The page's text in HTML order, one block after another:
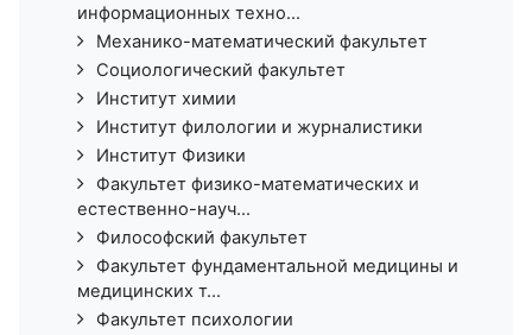
информационных техно...
Механико-математический факультет
Социологический факультет
Институт химии
Институт филологии и журналистики
Институт Физики
Факультет физико-математических и
естественно-науч...
Философский факультет
Факультет фундаментальной медицины и
медицинских т...
Факультет психологии